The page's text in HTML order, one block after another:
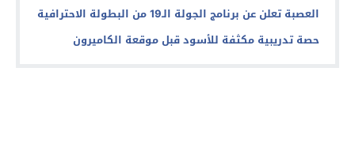
العصبة تعلن عن برنامج الجولة الـ19 من البطولة الاحترافية
حصة تدريبية مكثفة للأسود قبل موقعة الكاميرون